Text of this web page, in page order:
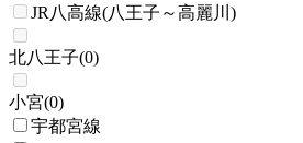
JR八高線(八王子～高麗川)
北八王子(0)
小宮(0)
宇都宮線